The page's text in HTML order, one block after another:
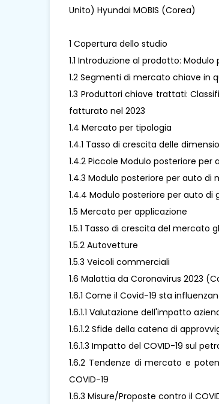
Unito) Hyundai MOBIS (Corea)
1 Copertura dello studio
1.1 Introduzione al prodotto:
1.2 Segmenti di mercato chiave in
1.3 Produttori chiave trattati:
fatturato nel 2023
1.4 Mercato per tipologia
1.4.1 Tasso di crescita delle
1.4.2 Piccole Modulo posteriore per
1.4.3 Modulo posteriore per auto di
1.4.4 Modulo posteriore per auto di
1.5 Mercato per applicazione
1.5.1 Tasso di crescita del
1.5.2 Autovetture
1.5.3 Veicoli commerciali
1.6 Malattia da Coronavirus 2023
1.6.1 Come il Covid-19 sta
1.6.1.1 Valutazione dell'impatto
1.6.1.2 Sfide della catena di
1.6.1.3 Impatto del COVID-19 sul
1.6.2 Tendenze di mercato e
COVID-19
1.6.3 Misure/Proposte contro il